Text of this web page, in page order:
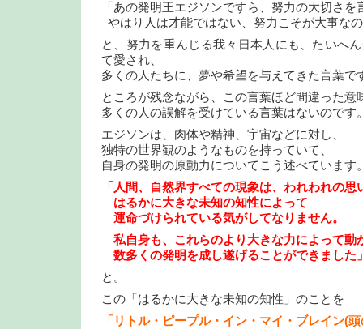
「あの発明王エジソンですら、努力の大切さ
やはり人は才能ではない、努力こそが大事な
と、努力を重んじる我々日本人にも、たいへ
て愛され、
多くの人たちに、夢や希望を与えてきた言葉で
ところが残念ながら、この言葉ほど間違った意
多くの人の誤解を受けている言葉はないのです
エジソンは、肉体や精神、宇宙などに対し、
独特の世界観のようなものを持っていて、
自身の発明の原動力についてこう述べています
「人間、自然界すべての現象は、われわれの思
はるかに大きな未知の知性によって
運命づけられている気がしてなりません。
私自身も、これらのより大きな力によって動
数多くの発明を成し遂げることができました
と。
この「はるかに大きな未知の知性」のことを
「リトル・ピープル・イン・マイ・ブレイン(